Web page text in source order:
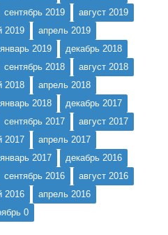
сентябрь 2019
август 2019
2019
апрель 2019
январь 2019
декабрь 2018
сентябрь 2018
август 2018
2018
апрель 2018
январь 2018
декабрь 2017
сентябрь 2017
август 2017
2017
апрель 2017
январь 2017
декабрь 2016
сентябрь 2016
август 2016
2016
апрель 2016
0